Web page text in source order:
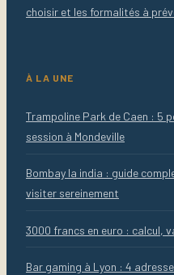
choisir et les formalités à
À LA UNE
Trampoline Park de Caen : 5
session à Mondeville
Bombay la india : guide
visiter sereinement
3000 francs en euro : calcul,
Bar gaming à Lyon : 4